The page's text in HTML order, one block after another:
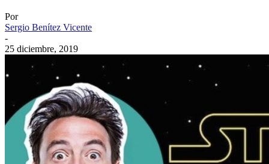
Por
Sergio Benítez Vicente
-
25 diciembre, 2019